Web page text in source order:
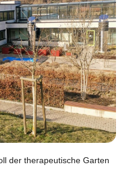
der therapeutische Garten